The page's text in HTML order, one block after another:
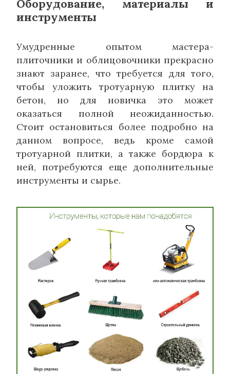
Оборудование, материалы и
инструменты
Умудренные опытом мастера-
плиточники и облицовочники прекрасно
знают заранее, что требуется для того,
чтобы уложить тротуарную плитку на
бетон, но для новичка это может
оказаться полной неожиданностью.
Стоит остановиться более подробно на
данном вопросе, ведь кроме самой
тротуарной плитки, а также бордюра к
ней, потребуются еще дополнительные
инструменты и сырье.